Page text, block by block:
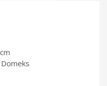
Domeks